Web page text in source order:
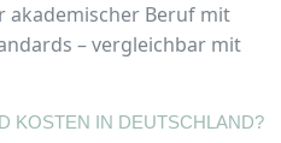
akademischer Beruf mit
– vergleichbar mit
KOSTEN IN DEUTSCHLAND?